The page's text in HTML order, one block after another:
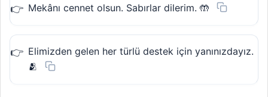
Mekânı cennet olsun. Sabırlar dilerim. 🤲
Elimizden gelen her türlü destek için yanınızdayız.
🫂